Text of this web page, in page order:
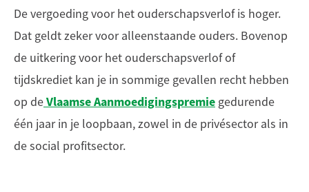
De vergoeding voor het ouderschapsverlof is hoger.
Dat geldt zeker voor alleenstaande ouders. Bovenop
de uitkering voor het ouderschapsverlof of
tijdskrediet kan je in sommige gevallen recht hebben
op deVlaamse Aanmoedigingspremie gedurende
één jaar in je loopbaan, zowel in de privésector als in
de social profitsector.